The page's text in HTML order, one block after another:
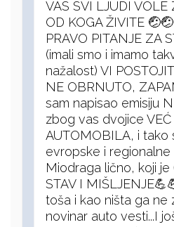
VAS SVI LJUDI VOLE
OD KOGA ŽIVITE
PRAVO PITANJE ZA
(imali smo i imamo
nažalost) VI
NE OBRNUTO,
sam napisao emisiju
zbog vas dvojice VEĆ
AUTOMOBILA, i tako
evropske i regionalne
Miodraga lično, koji je
STAV I
toša i kao ništa ga ne
novinar auto vesti...I